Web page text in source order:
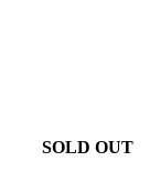
SOLD OUT